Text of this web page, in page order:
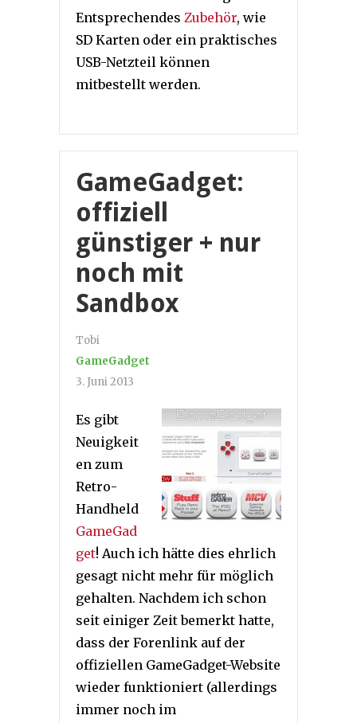
Entsprechendes Zubehör, wie
SD Karten oder ein praktisches
USB-Netzteil können
mitbestellt werden.
GameGadget:
offiziell
günstiger + nur
noch mit
Sandbox
Tobi
GameGadget
3. Juni 2013
Es gibt
Neuigkeit
en zum
Retro-
Handheld
GameGad
get! Auch ich hätte dies ehrlich
gesagt nicht mehr für möglich
gehalten. Nachdem ich schon
seit einiger Zeit bemerkt hatte,
dass der Forenlink auf der
offiziellen GameGadget-Website
wieder funktioniert (allerdings
immer noch im